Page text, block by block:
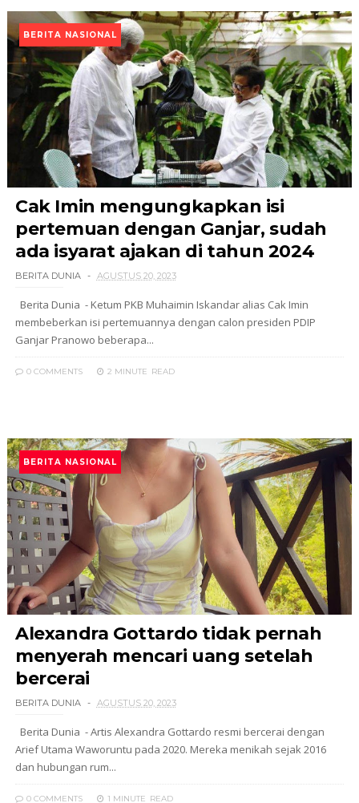
BERITA NASIONAL
Cak Imin mengungkapkan isi
pertemuan dengan Ganjar, sudah
ada isyarat ajakan di tahun 2024
BERITA DUNIA AGUSTUS 20, 2023
Berita Dunia - Ketum PKB Muhaimin Iskandar alias Cak Imin
membeberkan isi pertemuannya dengan calon presiden PDIP
Ganjar Pranowo beberapa...
0 COMMENTS 2 MINUTE READ
BERITA NASIONAL
Alexandra Gottardo tidak pernah
menyerah mencari uang setelah
bercerai
BERITA DUNIA AGUSTUS 20, 2023
Berita Dunia - Artis Alexandra Gottardo resmi bercerai dengan
Arief Utama Waworuntu pada 2020. Mereka menikah sejak 2016
dan hubungan rum...
0 COMMENTS 1 MINUTE READ